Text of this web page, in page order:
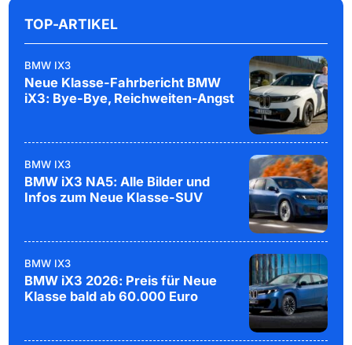
TOP-ARTIKEL
BMW IX3
Neue Klasse-Fahrbericht BMW
iX3: Bye-Bye, Reichweiten-Angst
BMW IX3
BMW iX3 NA5: Alle Bilder und
Infos zum Neue Klasse-SUV
BMW IX3
BMW iX3 2026: Preis für Neue
Klasse bald ab 60.000 Euro